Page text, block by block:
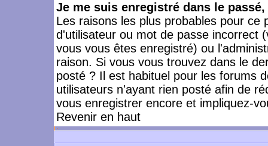
Je me suis enregistré dans le
Les raisons les plus probables pour
d'utilisateur ou mot de passe incorrect
vous vous êtes enregistré) ou
raison. Si vous vous trouvez dans le
posté ? Il est habituel pour les forums
utilisateurs n'ayant rien posté afin de
vous enregistrer encore et impliquez-
Revenir en haut